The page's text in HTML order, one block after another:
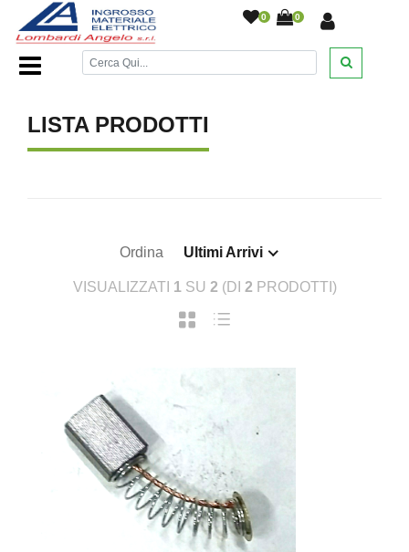
0 0
Home Page//
LISTA PRODOTTI
Ordina Ultimi Arrivi
VISUALIZZATI 1 SU 2 (DI 2 PRODOTTI)